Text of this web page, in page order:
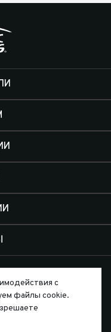
с
файлы cookie.